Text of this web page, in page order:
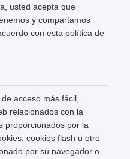
usted acepta que
y compartamos
con esta política de
acceso más fácil,
relacionados con la
proporcionados por la
cookies flash u otro
por su navegador o